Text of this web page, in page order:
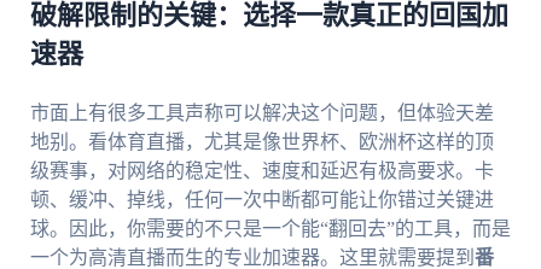
破解限制的关键：选择一款真正的回国加
速器
市面上有很多工具声称可以解决这个问题，但体验天差
地别。看体育直播，尤其是像世界杯、欧洲杯这样的顶
级赛事，对网络的稳定性、速度和延迟有极高要求。卡
顿、缓冲、掉线，任何一次中断都可能让你错过关键进
球。因此，你需要的不只是一个能“翻回去”的工具，而是
一个为高清直播而生的专业加速器。这里就需要提到 番